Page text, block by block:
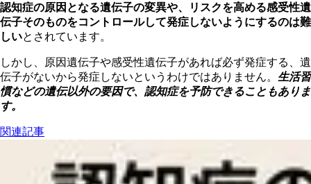
認知症の原因となる遺伝子の変異や、リスクを高める感受性遺
伝子そのものをコントロールして発症しないようにするのは難
しいとされています。
しかし、原因遺伝子や感受性遺伝子があれば必ず発症する、遺
伝子がないから発症しないというわけではありません。 生活習
慣などの遺伝以外の要因で、認知症を予防できることもありま
す。
関連記事